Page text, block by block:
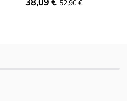
38,09 € 52,90 €